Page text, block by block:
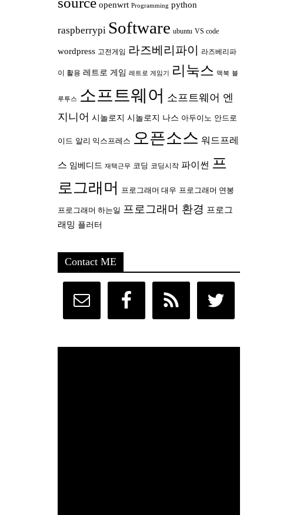
openwrt Programming python
raspberrypi Software ubuntu VS code
wordpress 고전게임 라즈베리파이 라즈베리파
이 활용 레트로 게임 레트로 게임기 리눅스 맥북 블
루투스 소프트웨어 소프트웨어 엔
지니어 시놀로지 시놀로지 나스 아두이노 안드로
이드 알리 익스프레스 오픈소스 워드프레
스 임베디드 재택근무 코딩 코딩시작 파이썬 프
로그래머
프로그래머 대우 프로그래머 연봉
프로그래머 하는일 프로그래머 환경 프로그
래밍 플러터
Contact ME